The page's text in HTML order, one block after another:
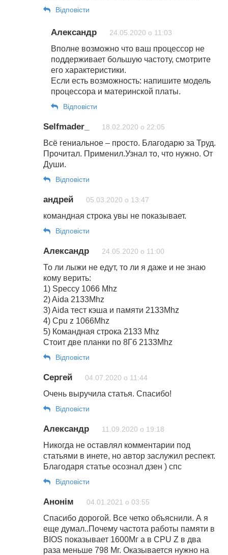
Відповіcти
Александр 24.05.2020 о 11:03
Вполне возможно что ваш процессор не
поддерживает большую частоту, смотрите
его характеристики.
Если есть возможность: напишите модель
процессора и материнской платы.
Відповіcти
Selfmader_ 18.02.2020 о 22:05
Всё гениальное – просто. Благодарю за Труд.
Прочитал. Применил.Узнал то, что нужно. От
Души.
Відповіcти
андрей 05.03.2020 о 13:47
командная строка увы не показывает.
Відповіcти
Александр 24.05.2020 о 11:00
То ли лыжи не едут, то ли я даже и не знаю
кому верить:
1) Speccy 1066 Mhz
2) Aida 2133Mhz
3) Aida тест кэша и памяти 2133Mhz
4) Cpu z 1066Mhz
5) Командная строка 2133 Mhz
Стоит две планки по 8Гб 2133Mhz
Відповіcти
Сергей 04.07.2020 о 11:44
Очень выручила статья. Спасибо!
Відповіcти
Александр 11.09.2020 о 19:18
Никогда не оставлял комментарии под
статьями в инете, но автор заслужил респект.
Благодаря статье осознал дзен ) спс
Відповіcти
Анонім 04.01.2021 о 03:55
Спасибо дорогой. Все четко объяснили. А я
еще думал..Почему частота работы памяти в
BIOS показывает 1600Мг а в CPU Z в два
раза меньше 798 Мг. Оказывается нужно на